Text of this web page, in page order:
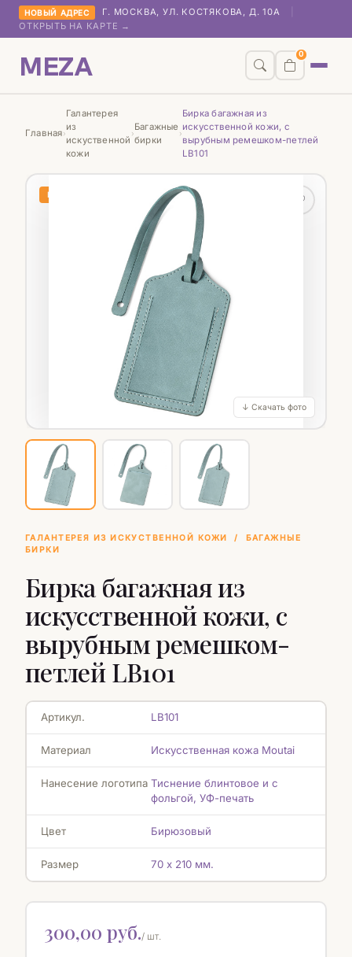
НОВЫЙ АДРЕС Г. МОСКВА, УЛ. КОСТЯКОВА, Д. 10А
ОТКРЫТЬ НА КАРТЕ →
MEZA 0
Главная›
Галантерея
из
искуственной
кожи
›
Багажные
бирки
›
Бирка багажная из
искусственной кожи, с
вырубным ремешком-петлей
LB101
НОВИНКА ♡
↓ Скачать фото
ГАЛАНТЕРЕЯ ИЗ ИСКУСТВЕННОЙ КОЖИ /
БАГАЖНЫЕ
БИРКИ
Бирка багажная из
искусственной кожи, с
вырубным ремешком-
петлей LB101
Артикул. LB101
Материал Искусственная кожа Moutai
Нанесение логотипа Тиснение блинтовое и с
фольгой, УФ-печать
Цвет Бирюзовый
Размер 70 х 210 мм.
300,00 руб./ шт.